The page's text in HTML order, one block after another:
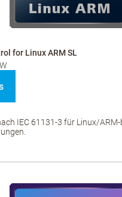
for Linux ARM SL
IEC 61131-3 für Linux/